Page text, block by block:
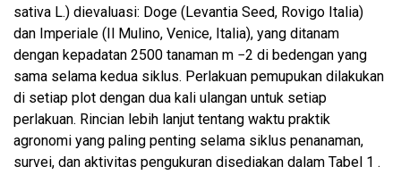
sativa L.) dievaluasi: Doge (Levantia Seed, Rovigo Italia)
dan Imperiale (Il Mulino, Venice, Italia), yang ditanam
dengan kepadatan 2500 tanaman m −2 di bedengan yang
sama selama kedua siklus. Perlakuan pemupukan dilakukan
di setiap plot dengan dua kali ulangan untuk setiap
perlakuan. Rincian lebih lanjut tentang waktu praktik
agronomi yang paling penting selama siklus penanaman,
survei, dan aktivitas pengukuran disediakan dalam Tabel 1 .